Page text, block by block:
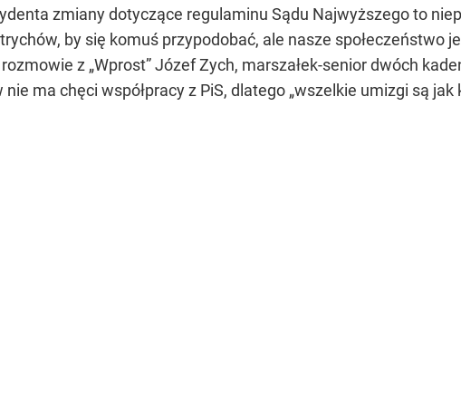
zmiany dotyczące regulaminu Sądu Najwyższego to
by się komuś przypodobać, ale nasze społeczeństwo
z „Wprost” Józef Zych, marszałek-senior dwóch
ma chęci współpracy z PiS, dlatego „wszelkie umizgi są jak